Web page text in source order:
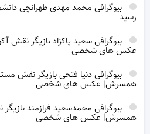
بیوگرافی محمد مهدی طهرانچی
رسید
بیوگرافی سعید پاکزاد بازیگر
عکس های شخصی
بیوگرافی دنیا فتحی بازیگر نقش
همسرش| عکس های شخصی
بیوگرافی محمدسعید فرازمند
همسرش| عکس های شخصی